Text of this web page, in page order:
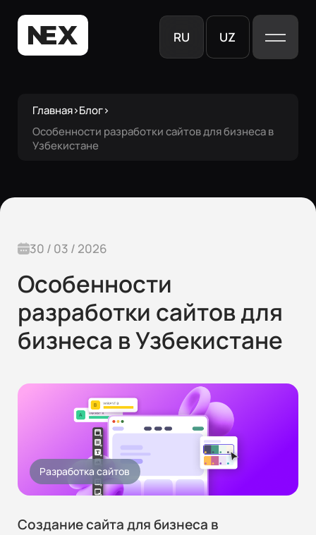
RU UZ
Главная›Блог›
Особенности разработки сайтов для бизнеса в
Узбекистане
30 / 03 / 2026
Особенности
разработки сайтов для
бизнеса в Узбекистане
Разработка сайтов
Создание сайта для бизнеса в